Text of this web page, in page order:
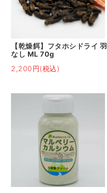
【乾燥餌】フタホシドライ 羽
なし ML 70g
2,200円(税込)